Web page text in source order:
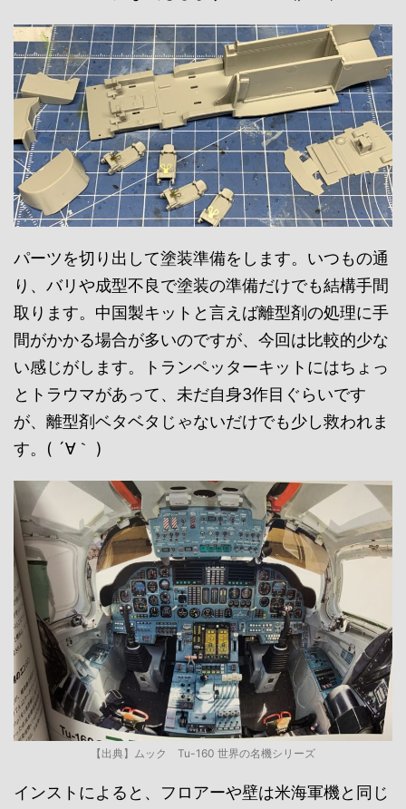
パーツを切り出して塗装準備をします。いつもの通
り、バリや成型不良で塗装の準備だけでも結構手間
取ります。中国製キットと言えば離型剤の処理に手
間がかかる場合が多いのですが、今回は比較的少な
い感じがします。トランペッターキットにはちょっ
とトラウマがあって、未だ自身3作目ぐらいです
が、離型剤ベタベタじゃないだけでも少し救われま
す。( ´∀｀ )
【出典】ムック Tu-160 世界の名機シリーズ
インストによると、フロアーや壁は米海軍機と同じ